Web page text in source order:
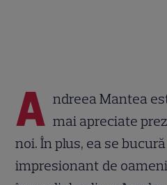
A ndreea Mantea
mai apreciate
noi. În plus, ea se
impresionant de